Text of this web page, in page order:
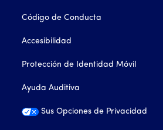
Código de Conducta
Accesibilidad
Protección de Identidad Móvil
Ayuda Auditiva
Sus Opciones de Privacidad